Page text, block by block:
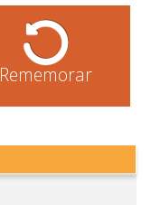
Rememorar